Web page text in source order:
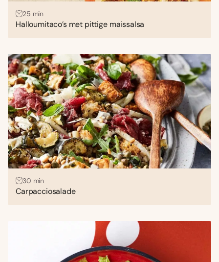
25 min
Halloumitaco’s met pittige maissalsa
30 min
Carpacciosalade